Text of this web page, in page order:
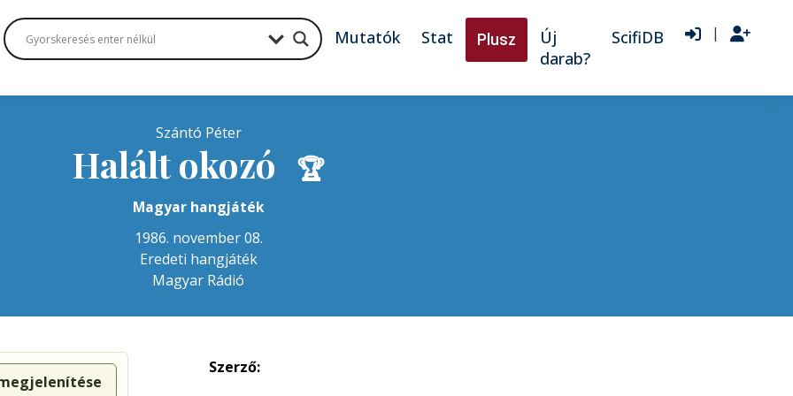
Mutatók Stat Plusz
Új
darab?
ScifiDB |
Szántó Péter
Halált okozó 🏆
Magyar hangjáték
1986. november 08.
Eredeti hangjáték
Magyar Rádió
Szerző: